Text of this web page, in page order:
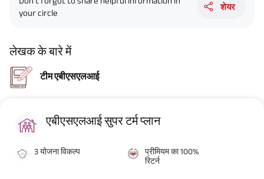
your circle
शेयर
लेखक के बारे में
टीम एबीएसएलआई
एबीएसएलआई सुपर टर्म प्लान
3 योजना विकल्प
प्रीमियम का 100%
रिटर्न